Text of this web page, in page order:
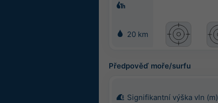
20 km
Předpověď moře/surfu
Signifikantní výška vln (m)